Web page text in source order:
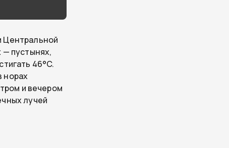
Центральной
пустынях,
46°C.
норах
и вечером
лучей